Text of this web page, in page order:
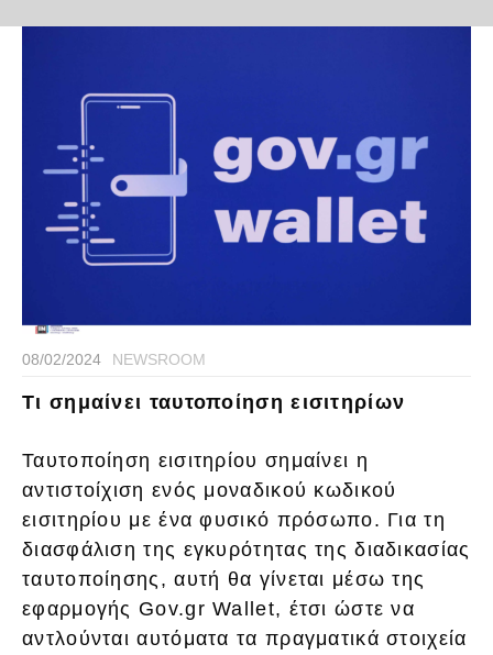
08/02/2024 NEWSROOM
Τι σημαίνει ταυτοποίηση εισιτηρίων
Ταυτοποίηση εισιτηρίου σημαίνει η
αντιστοίχιση ενός μοναδικού κωδικού
εισιτηρίου με ένα φυσικό πρόσωπο. Για τη
διασφάλιση της εγκυρότητας της διαδικασίας
ταυτοποίησης, αυτή θα γίνεται μέσω της
εφαρμογής Gov.gr Wallet, έτσι ώστε να
αντλούνται αυτόματα τα πραγματικά στοιχεία